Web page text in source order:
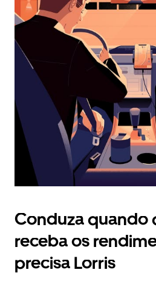
selecionar
uma
data.
Prima
o
botão
o
calendário.
Conduza quando
receba os
precisa Lorris